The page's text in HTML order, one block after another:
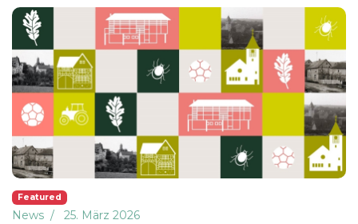
Featured
News 25. März 2026